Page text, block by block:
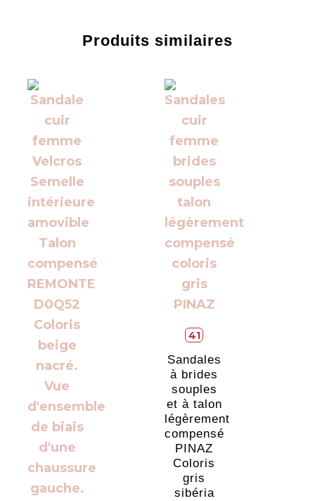
Produits similaires
41
Sandales
à brides
souples
et à talon
légèrement
compensé
PINAZ
Coloris
gris
sibéria